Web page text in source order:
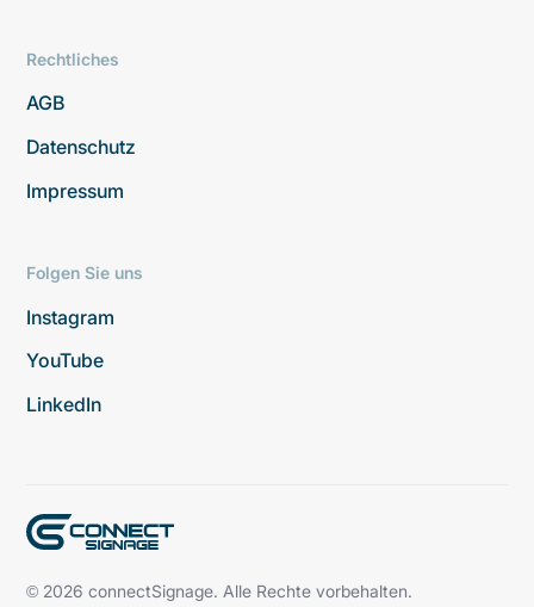
Rechtliches
AGB
Datenschutz
Impressum
Folgen Sie uns
Instagram
YouTube
LinkedIn
© 2026 connectSignage. Alle Rechte vorbehalten.